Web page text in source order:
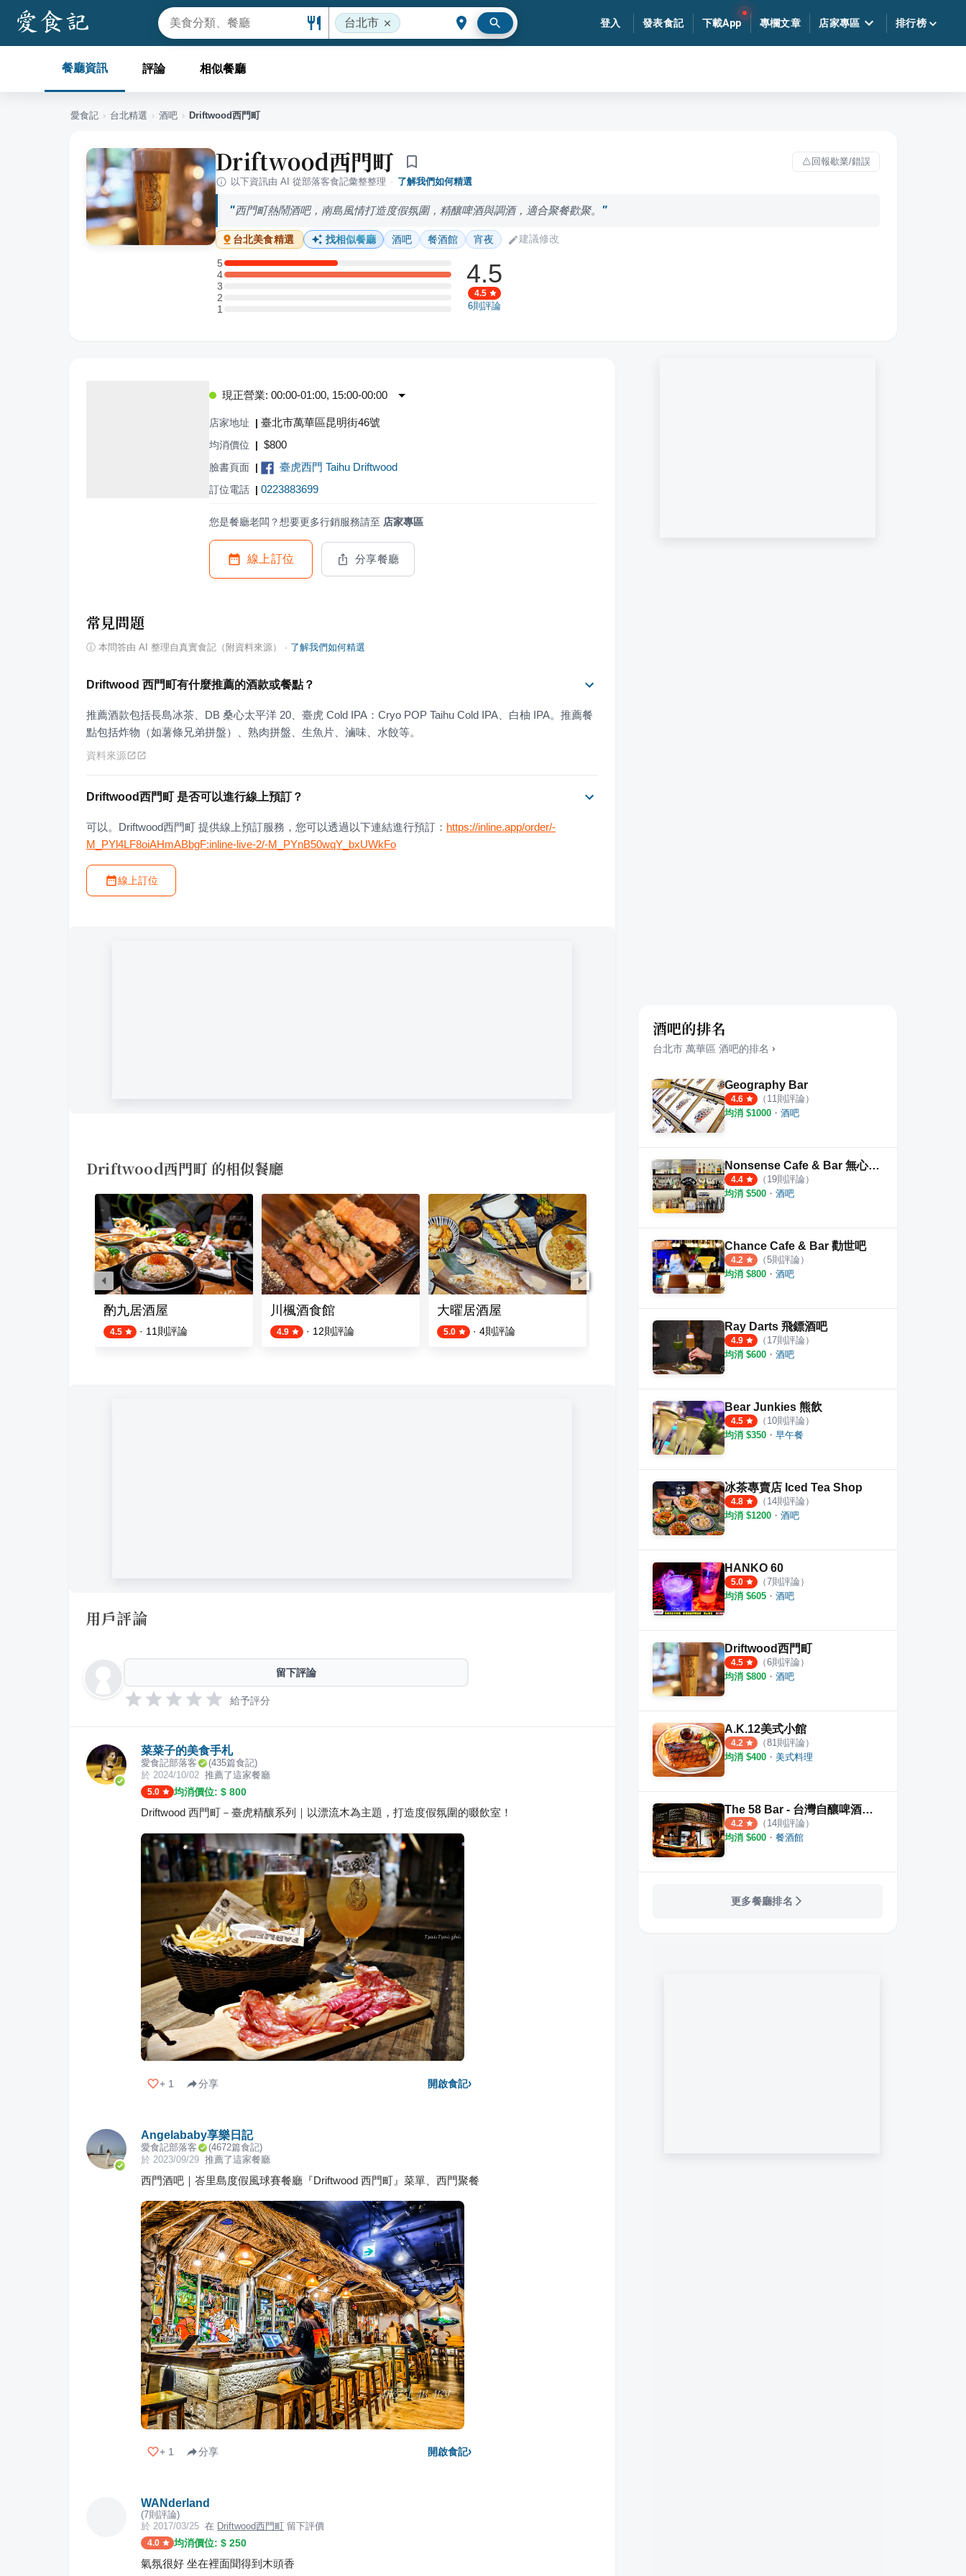
台北市 登入 發表食記 下載App 專欄文章 店家專區 排行榜
餐廳資訊 評論 相似餐廳
愛食記 › 台北精選 › 酒吧 › Driftwood西門町
Driftwood西門町
回報歇業/錯誤
以下資訊由 AI 從部落客食記彙整整理 · 了解我們如何精選
西門町熱鬧酒吧，南島風情打造度假氛圍，精釀啤酒與調酒，適合聚餐歡聚。
台北美食精選 找相似餐廳 酒吧 餐酒館 宵夜 建議修改
5
5 星：1 則評論
4
4 星：2 則評論
3
3 星：0 則評論
2
2 星：0 則評論
11 星：0 則評論
4.5
4.5
6則評論
現正營業: 00:00-01:00, 15:00-00:00
店家地址 | 臺北市萬華區昆明街46號
均消價位 | $800
臉書頁面 | 臺虎西門 Taihu Driftwood
訂位電話 | 0223883699
您是餐廳老闆？想要更多行銷服務請至 店家專區
線上訂位 分享餐廳
常見問題
ⓘ 本問答由 AI 整理自真實食記（附資料來源） · 了解我們如何精選
Driftwood 西門町有什麼推薦的酒款或餐點？
推薦酒款包括長島冰茶、DB 桑心太平洋 20、臺虎 Cold IPA：Cryo POP Taihu Cold IPA、白柚 IPA。推薦餐
點包括炸物（如薯條兄弟拼盤）、熟肉拼盤、生魚片、滷味、水餃等。
資料來源
Driftwood西門町 是否可以進行線上預訂？
可以。Driftwood西門町 提供線上預訂服務，您可以透過以下連結進行預訂： https://inline.app/order/-
M_PYl4LF8oiAHmABbgF:inline-live-2/-M_PYnB50wqY_bxUWkFo
線上訂位
Driftwood西門町 的相似餐廳
酌九居酒屋
4.5 · 11 則評論
川楓酒食館
4.9 · 12則評論
大曜居酒屋
5.0 · 4則評論 53 則評論 3.6 ·18則評論
用戶評論
留下評論
給予評分
菜菜子的美食手札
愛食記部落客 (435篇食記)
於 2024/10/02 推薦了這家餐廳
5.0 均消價位: $ 800
Driftwood 西門町－臺虎精釀系列｜以漂流木為主題，打造度假氛圍的啜飲室！
+ 1 分享 開啟食記›
Angelababy享樂日記
愛食記部落客 (4672篇食記)
於 2023/09/29 推薦了這家餐廳
西門酒吧｜峇里島度假風球賽餐廳『Driftwood 西門町』菜單、西門聚餐
+ 1 分享 開啟食記›
WANderland
(7則評論)
於 2017/03/25 在 Driftwood西門町 留下評價
4.0 均消價位: $ 250
氣氛很好 坐在裡面聞得到木頭香
酒吧的排名
台北市 萬華區 酒吧的排名 ›
Geography Bar
4.6 （ 11 則評論）
均消 $1000 ・ 酒吧
Nonsense Cafe & Bar 無心戒酒互助會
4.4 （ 19則評論）
均消 $500 ・ 酒吧
Chance Cafe & Bar 勸世吧
4.2 （5則評論）
均消 $800 ・ 酒吧
Ray Darts 飛鏢酒吧
4.9 （ 17則評論）
均消 $600 ・ 酒吧
Bear Junkies 熊飲
4.5 （ 10則評論）
均消 $350 ・ 早午餐
冰茶專賣店 Iced Tea Shop
4.8 （ 14則評論）
均消 $1200 ・ 酒吧
HANKO 60
5.0 （7則評論）
均消 $605 ・ 酒吧
Driftwood西門町
4.5 （6則評論）
均消 $800 ・ 酒吧
A.K.12美式小館
4.2 （81 則評論）
均消 $400 ・ 美式料理
The 58 Bar - 台灣自釀啤酒專賣
4.2 （ 14則評論）
均消 $600 ・ 餐酒館
更多餐廳排名